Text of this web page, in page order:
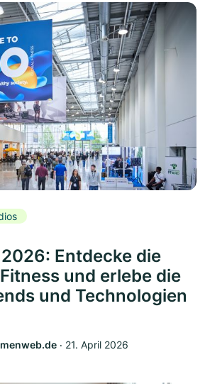
Entdecke die
und erlebe die
und Technologien
‧ 21. April 2026